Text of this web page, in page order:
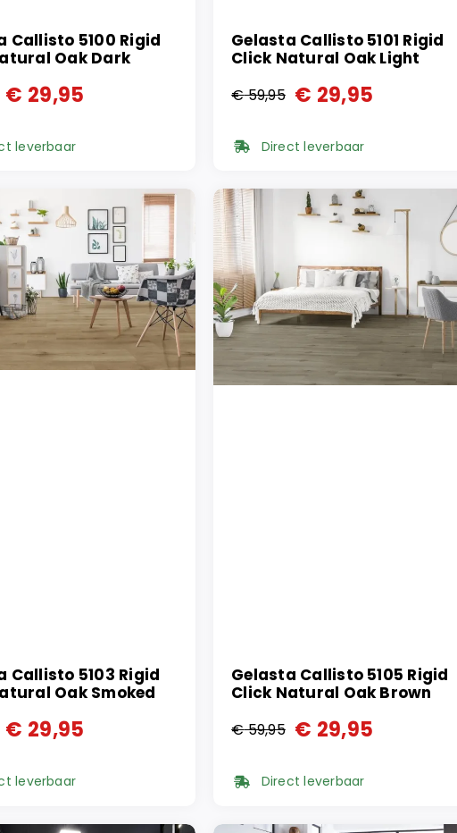
Callisto 5100 Rigid
Oak Dark
€ 29,95
leverbaar
Gelasta Callisto 5101 Rigid
Click Natural Oak Light
€59,95
Oorspronkelijke
prijs
€ 59,95.
€ 29,95
Huidige
prijs
€ 29,95.
Direct leverbaar
Callisto 5103 Rigid
Oak Smoked
€ 29,95
leverbaar
Gelasta Callisto 5105 Rigid
Click Natural Oak Brown
€59,95
Oorspronkelijke
prijs
€ 29,95
Huidige
prijsDirect leverbaar